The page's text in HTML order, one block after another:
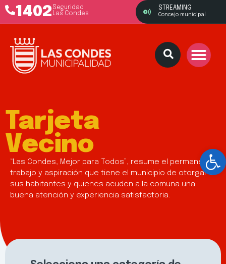
1402 Seguridad
Las Condes
STREAMING
Concejo municipal
Tarjeta
Vecino
“Las Condes, Mejor para Todos”, resume el permanente
trabajo y aspiración que tiene el municipio de otorgar a
sus habitantes y quienes acuden a la comuna una
buena atención y experiencia satisfactoria.